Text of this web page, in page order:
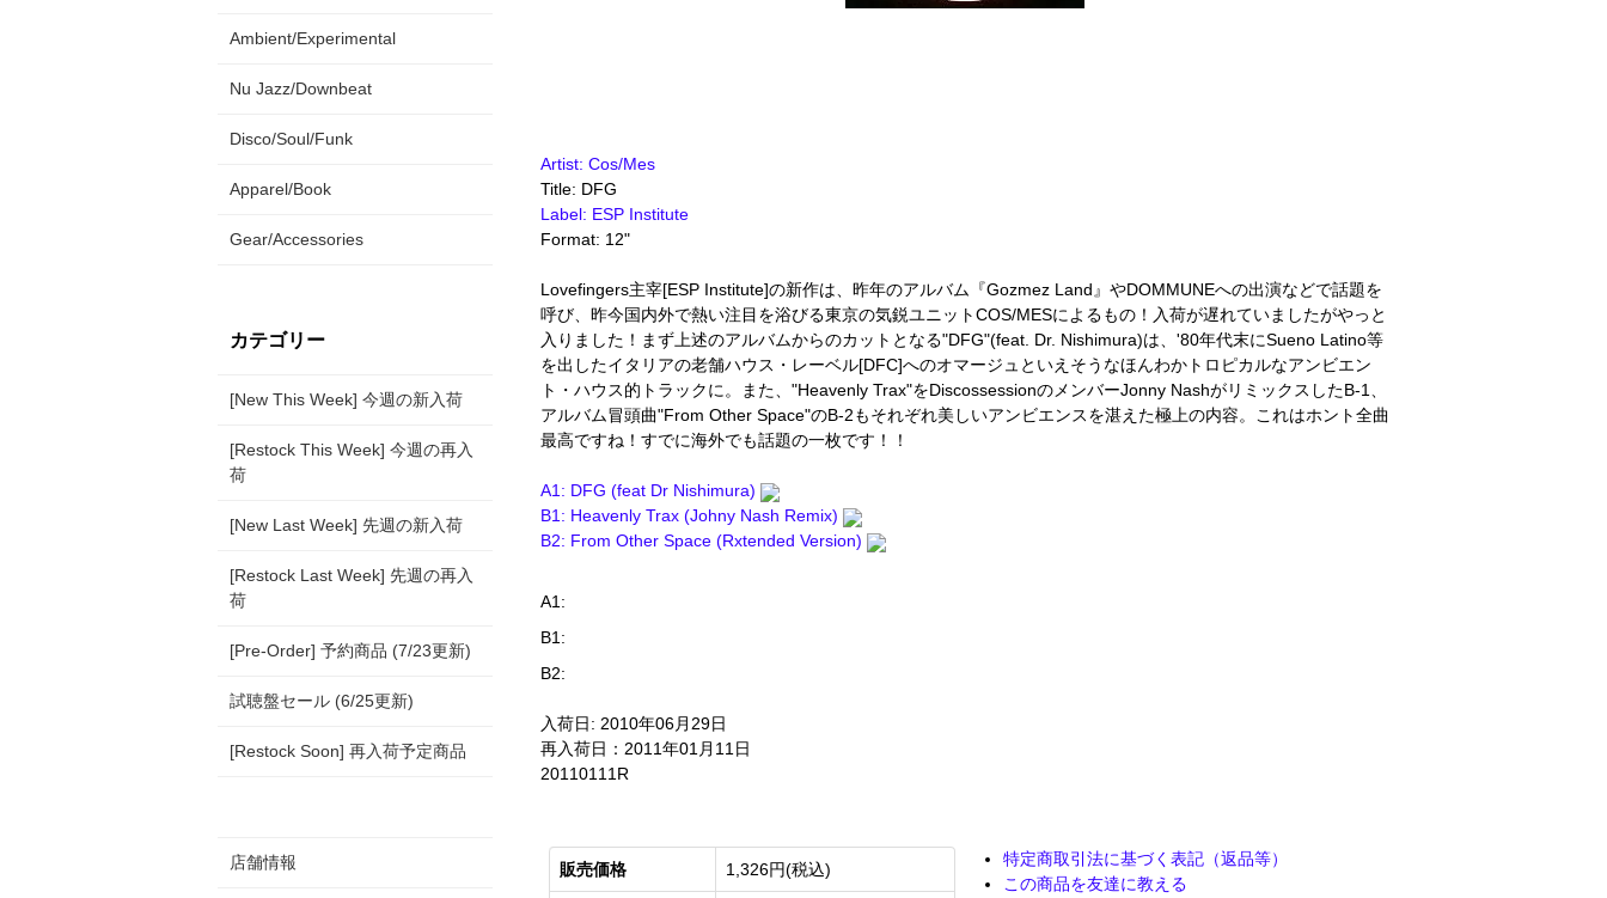
Artist: Cos/Mes
Title: DFG
Label: ESP Institute
Format: 12"
Lovefingers主宰[ESP Institute]の新作は、昨年のアルバム『Gozmez Land』やDOMMUNEへの出演などで話題を
呼び、昨今国内外で熱い注目を浴びる東京の気鋭ユニットCOS/MESによるもの！入荷が遅れていましたがやっと
入りました！まず上述のアルバムからのカットとなる"DFG"(feat. Dr. Nishimura)は、'80年代末にSueno Latino等
を出したイタリアの老舗ハウス・レーベル[DFC]へのオマージュといえそうなほんわかトロピカルなアンビエン
ト・ハウス的トラックに。また、"Heavenly Trax"をDiscossessionのメンバーJonny NashがリミックスしたB-1、
アルバム冒頭曲"From Other Space"のB-2もそれぞれ美しいアンビエンスを湛えた極上の内容。これはホント全曲
最高ですね！すでに海外でも話題の一枚です！！
A1: DFG (feat Dr Nishimura)
B1: Heavenly Trax (Johny Nash Remix)
B2: From Other Space (Rxtended Version)
A1:
B1:
B2:
入荷日: 2010年06月29日
再入荷日：2011年01月11日
20110111R
販売価格 1,326円(税込)
特定商取引法に基づく表記（返品等）
この商品を友達に教える
Ambient/Experimental
Nu Jazz/Downbeat
Disco/Soul/Funk
Apparel/Book
Gear/Accessories
カテゴリー
[New This Week] 今週の新入荷
[Restock This Week] 今週の再入
荷
[New Last Week] 先週の新入荷
[Restock Last Week] 先週の再入
荷
[Pre-Order] 予約商品 (7/23更新)
試聴盤セール (6/25更新)
[Restock Soon] 再入荷予定商品
店舗情報